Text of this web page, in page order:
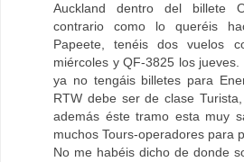
Auckland dentro del billete
contrario como lo queréis
Papeete, tenéis dos vuelos
miércoles y QF-3825 los
ya no tengáis billetes para
RTW debe ser de clase
además éste tramo esta muy
muchos Tours-operadores para
No me habéis dicho de donde